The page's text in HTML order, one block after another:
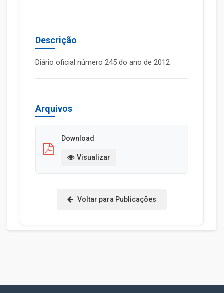
Descrição
Diário oficial número 245 do ano de 2012
Arquivos
Download
Visualizar
Voltar para Publicações